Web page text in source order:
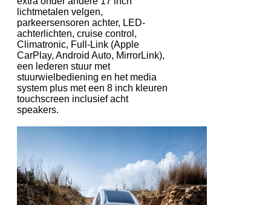
lichtmetalen velgen,
parkeersensoren achter, LED-
achterlichten, cruise control,
Climatronic, Full-Link (Apple
CarPlay, Android Auto, MirrorLink),
een lederen stuur met
stuurwielbediening en het media
system plus met een 8 inch kleuren
touchscreen inclusief acht
speakers.